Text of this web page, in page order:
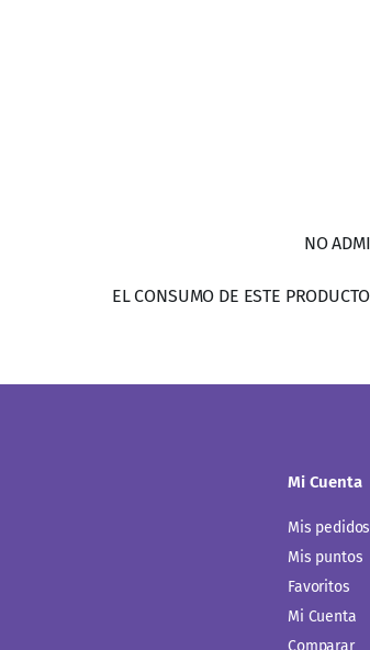
Mi Cuenta
Mis pedidos
Mis puntos
Favoritos
Mi Cuenta
Comparar